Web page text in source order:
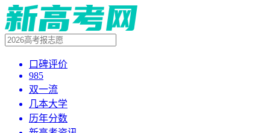
口碑评价
985
双一流
几本大学
历年分数